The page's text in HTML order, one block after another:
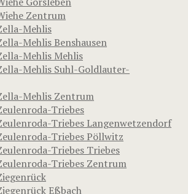
Zentrum
Mehlis
Mehlis Benshausen
Mehlis Mehlis
Mehlis Suhl-Goldlauter-
Mehlis Zentrum
Triebes
Triebes Langenwetzendorf
Triebes Pöllwitz
Triebes Triebes
Triebes Zentrum
Eßbach